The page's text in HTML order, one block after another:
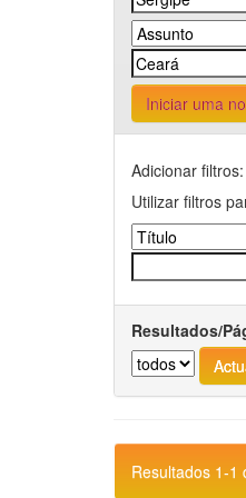
Iniciar uma
Adicionar filtros:
Utilizar filtros
Resultados/
Resultados 1-1